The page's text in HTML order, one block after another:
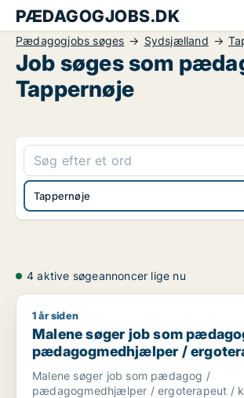
PÆDAGOGJOBS.DK
Pædagogjobs søges Sydsjælland
Job søges som
Tappernøje
Tappernøje
4 aktive søgeannoncer lige nu
Malene søger job som pædagog /
1 år siden
Malene søger job som
pædagogmedhjælper /
konsulent
Malene søger job som pædagog /
pædagogmedhjælper / ergoterapeut /